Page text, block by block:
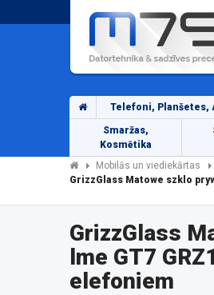
Telefoni, Planšetes,
Smaržas,
Kosmētika
Mobilās un viediekārtas
GrizzGlass Matowe szklo
GrizzGlass
lme GT7
elefoniem